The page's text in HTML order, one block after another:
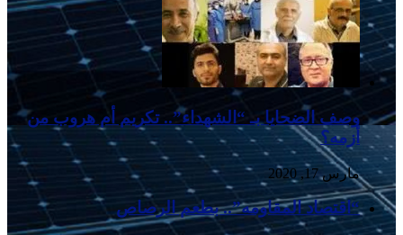
وصف الضحایا بـ “الشهداء”.. تکریم أم هروب من
أزمه؟
مارس 17, 2020
“اقتصاد المقاومه”.. بطعم الرصاص